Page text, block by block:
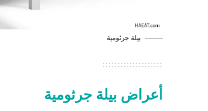
بيلة جرثومية
أعراض بيلة جرثومية